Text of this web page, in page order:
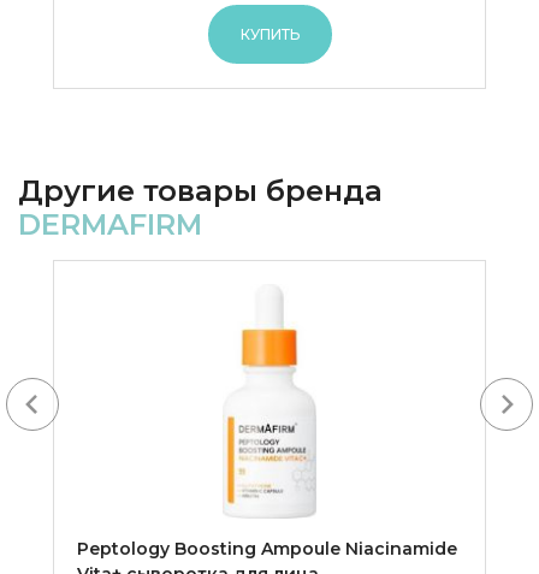
КУПИТЬ
Другие товары бренда
DERMAFIRM
Peptology Boosting Ampoule Niacinamide